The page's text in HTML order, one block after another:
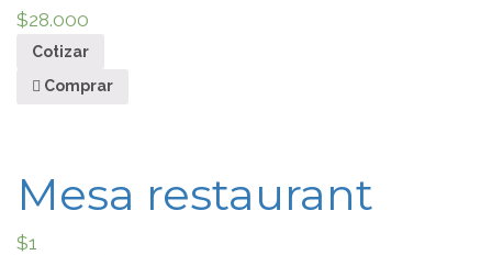
$28.000
Cotizar
Comprar
Mesa restaurant
$1